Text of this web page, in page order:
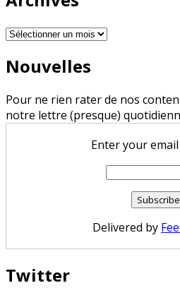
Archives
Nouvelles
Pour ne rien rater de nos
notre lettre (presque)
Enter your
Delivered by
Twitter